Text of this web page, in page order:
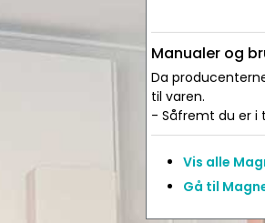
Manualer og
Da
til varen.
- Såfremt du er i
Vis alle
Gå til